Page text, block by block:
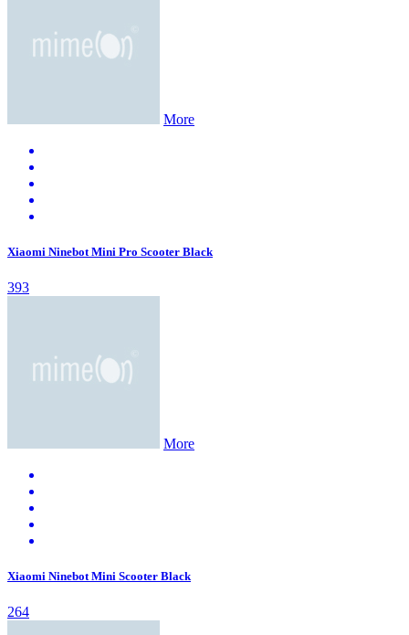
More
Xiaomi Ninebot Mini Pro Scooter Black
393
More
Xiaomi Ninebot Mini Scooter Black
264